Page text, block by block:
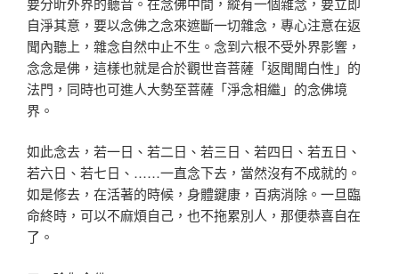
自淨其意，要以念佛之念來遮斷一切雜念，專心注意在返
聞內聽上，雜念自然中止不生。念到六根不受外界影響，
念念是佛，這樣也就是合於觀世音菩薩「返聞聞白性」的
法門，同時也可進人大勢至菩薩「淨念相繼」的念佛境
界。
如此念去，若一日、若二日、若三日、若四日、若五日、
若六日、若七日、……一直念下去，當然沒有不成就的。
如是修去，在活著的時候，身體鍵康，百病消除。一旦臨
命終時，可以不麻煩自己，也不拖累別人，那便恭喜自在
了。